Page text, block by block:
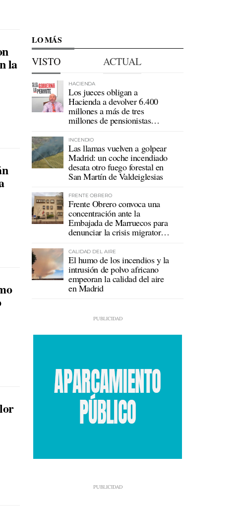
la
LO MÁS
VISTO ACTUAL
HACIENDA
Los jueces obligan a
Hacienda a devolver 6.400
millones a más de tres
millones de pensionistas
INCENDIO
Las llamas vuelven a golpear
Madrid: un coche incendiado
desata otro fuego forestal en
San Martín de Valdeiglesias
FRENTE OBRERO
Frente Obrero convoca una
concentración ante la
Embajada de Marruecos para
denunciar la crisis migratoria
CALIDAD DEL AIRE
El humo de los incendios y la
intrusión de polvo africano
empeoran la calidad del aire
en Madrid